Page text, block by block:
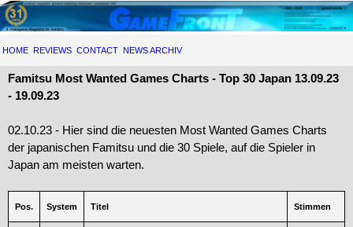
HOME REVIEWS CONTACT NEWS ARCHIV
Famitsu Most Wanted Games Charts - Top 30 Japan 13.09.23
- 19.09.23
02.10.23 - Hier sind die neuesten Most Wanted Games Charts
der japanischen Famitsu und die 30 Spiele, auf die Spieler in
Japan am meisten warten.
Pos. System Titel Stimmen